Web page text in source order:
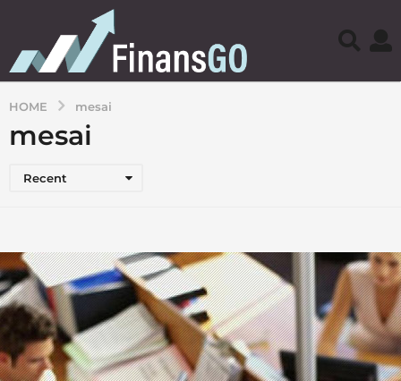
HOME mesai
mesai
Recent